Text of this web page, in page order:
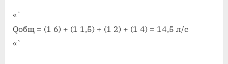
«`
Qобщ = (1 6) + (1 1,5) + (1 2) + (1 4) = 14,5 л/с
«`